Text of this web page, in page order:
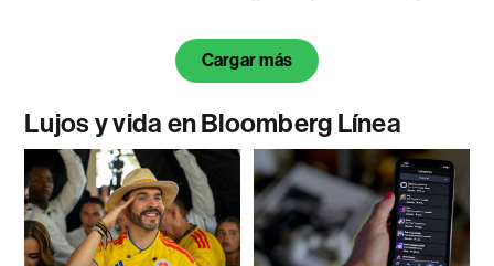
Cargar más
Lujos y vida en Bloomberg Línea